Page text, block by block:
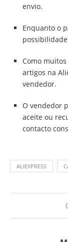
envio.
Enquanto o
Como
artigos na
vendedor.
O vendedor
aceite ou
contacto
ALIEXPRESS